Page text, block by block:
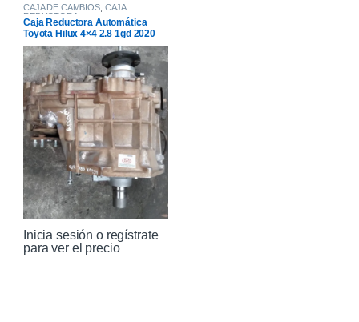
CAJA DE CAMBIOS, CAJA
REDUCTORA
Caja Reductora Automática
Toyota Hilux 4×4 2.8 1gd 2020
Inicia sesión o regístrate
para ver el precio